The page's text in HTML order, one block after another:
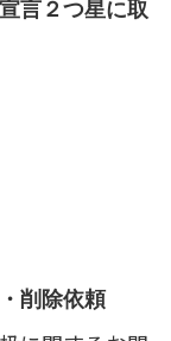
言２つ星に取
削除依頼